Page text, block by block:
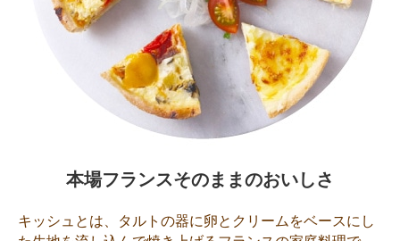
本場フランスそのままのおいしさ
キッシュとは、タルトの器に卵とクリームをベースにし